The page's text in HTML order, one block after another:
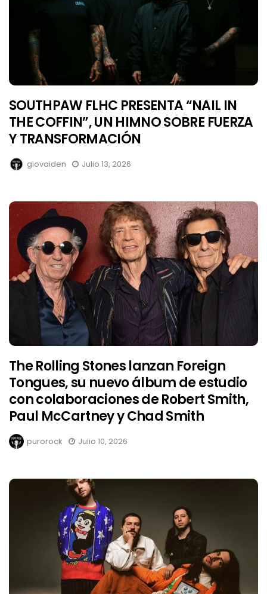
SOUTHPAW FLHC PRESENTA “NAIL IN
THE COFFIN”, UN HIMNO SOBRE FUERZA
Y TRANSFORMACIÓN
giovaiden Julio 13, 2026
The Rolling Stones lanzan Foreign
Tongues, su nuevo álbum de estudio
con colaboraciones de Robert Smith,
Paul McCartney y Chad Smith
purorock Julio 10, 2026